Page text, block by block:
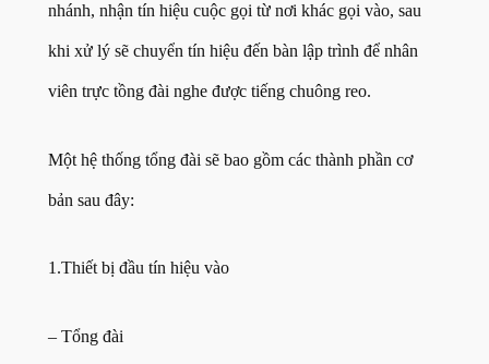
nhánh, nhận tín hiệu cuộc gọi từ nơi khác gọi vào, sau
khi xử lý sẽ chuyển tín hiệu đến bàn lập trình để nhân
viên trực tồng đài nghe được tiếng chuông reo.
Một hệ thống tổng đài sẽ bao gồm các thành phần cơ
bản sau đây:
1.Thiết bị đầu tín hiệu vào
– Tổng đài